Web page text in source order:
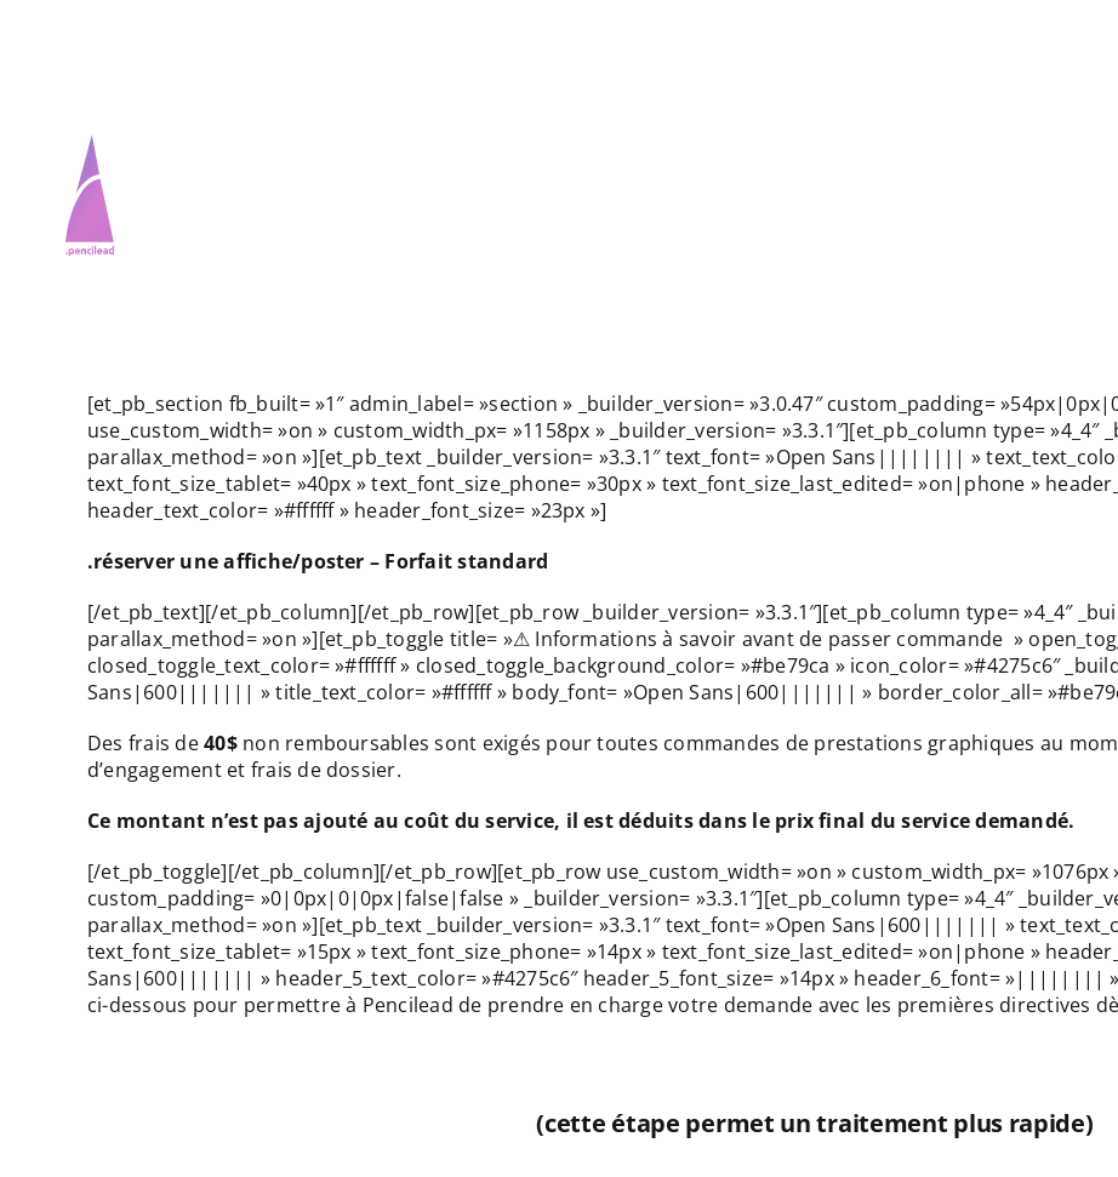
Services
Portfolio
Blogue
Contact
Services
Portfolio
Blogue
Contact
[et_pb_section fb_built= »1″ admin_label= »section » _builder_version= »3.0.47″ custom_padding=
use_custom_width= »on » custom_width_px= »1158px » _builder_version= »3.3.1″][et_pb_column type= »4_4″
parallax_method= »on »][et_pb_text _builder_version= »3.3.1″ text_font= »Open Sans|||||||| »
text_font_size_tablet= »40px » text_font_size_phone= »30px » text_font_size_last_edited= »on|phone »
header_text_color= »#ffffff » header_font_size= »23px »]
.réserver une affiche/poster – Forfait standard
[/et_pb_text][/et_pb_column][/et_pb_row][et_pb_row _builder_version= »3.3.1″][et_pb_column type= »4_4″
parallax_method= »on »][et_pb_toggle title= »⚠ Informations à savoir avant de passer commande »
closed_toggle_text_color= »#ffffff » closed_toggle_background_color= »#be79ca » icon_color= »#4275c6″
Sans|600||||||| » title_text_color= »#ffffff » body_font= »Open Sans|600||||||| » border_color_all=
Des frais de40$non remboursables sont exigés pour toutes commandes de prestations graphiques au
d’engagement et frais de dossier.
Ce montant n’est pas ajouté au coût du service, il est déduits dans le prix final du service demandé.
[/et_pb_toggle][/et_pb_column][/et_pb_row][et_pb_row use_custom_width= »on » custom_width_px= »1076px
custom_padding= »0|0px|0|0px|false|false » _builder_version= »3.3.1″][et_pb_column type= »4_4″
parallax_method= »on »][et_pb_text _builder_version= »3.3.1″ text_font= »Open Sans|600||||||| »
text_font_size_tablet= »15px » text_font_size_phone= »14px » text_font_size_last_edited= »on|phone »
Sans|600||||||| » header_5_text_color= »#4275c6″ header_5_font_size= »14px » header_6_font= »||||||||
ci-dessous pour permettre à Pencilead de prendre en charge votre demande avec les premières directives
(cette étape permet un traitement plus rapide)